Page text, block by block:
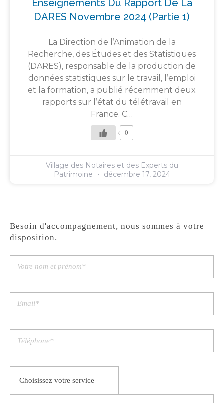
Enseignements Du Rapport De La
DARES Novembre 2024 (partie 1)
La Direction de l’Animation de la
Recherche, des Études et des Statistiques
(DARES), responsable de la production de
données statistiques sur le travail, l’emploi
et la formation, a publié récemment deux
rapports sur l’état du télétravail en
France. C…
0
Village des Notaires et des Experts du
Patrimoine
décembre 17, 2024
Besoin d'accompagnement, nous sommes à votre
disposition.